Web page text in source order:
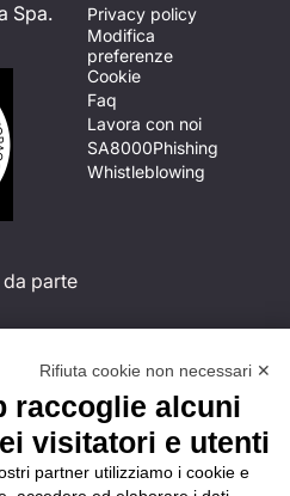
Spa.
parte
un
Privacy policy
Modifica
preferenze
Cookie
Faq
Lavora con noi
SA8000Phishing
Whistleblowing
Rifiuta cookie non necessari ✕
raccoglie alcuni
visitatori e utenti
partner utilizziamo i cookie e